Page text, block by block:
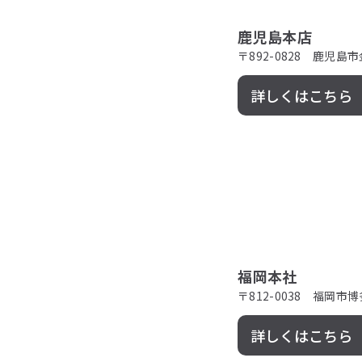
鹿児島本店
〒892-0828 鹿児島市
詳しくはこちら
福岡本社
〒812-0038 福岡市博
詳しくはこちら